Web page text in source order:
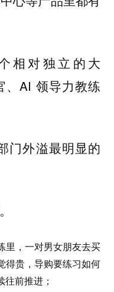
相对独立的大
、AI 领导力教练
门外溢最明显的
里，一对男女朋友去买
得贵，导购要练习如何
前推进；